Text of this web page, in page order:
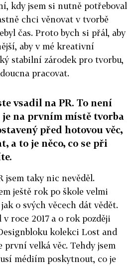
kdy jsem si nutně potřeboval
chci věnovat v tvorbě
čas. Proto bych si přál, aby
aby v mé kreativní
stabilní zárodek pro tvorbu,
pracovat.
vsadil na PR. To není
je na prvním místě tvorba
před hotovou věc,
a to je něco, co se při
jsem taky nic nevěděl.
ještě rok po škole velmi
o svých věcech dát vědět.
roce 2017 a o rok později
kolekci Lost and
první velká věc. Tehdy jsem
médiím poskytnout, co je